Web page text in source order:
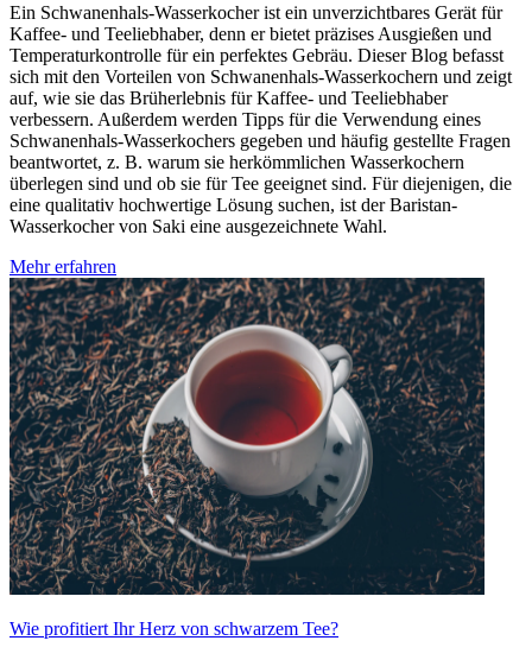
Ein Schwanenhals-Wasserkocher ist ein unverzichtbares Gerät für
Kaffee- und Teeliebhaber, denn er bietet präzises Ausgießen und
Temperaturkontrolle für ein perfektes Gebräu. Dieser Blog befasst
sich mit den Vorteilen von Schwanenhals-Wasserkochern und zeigt
auf, wie sie das Brüherlebnis für Kaffee- und Teeliebhaber
verbessern. Außerdem werden Tipps für die Verwendung eines
Schwanenhals-Wasserkochers gegeben und häufig gestellte Fragen
beantwortet, z. B. warum sie herkömmlichen Wasserkochern
überlegen sind und ob sie für Tee geeignet sind. Für diejenigen, die
eine qualitativ hochwertige Lösung suchen, ist der Baristan-
Wasserkocher von Saki eine ausgezeichnete Wahl.
Mehr erfahren
Wie profitiert Ihr Herz von schwarzem Tee?